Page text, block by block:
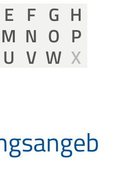
E F G H
M N O P
U V W X